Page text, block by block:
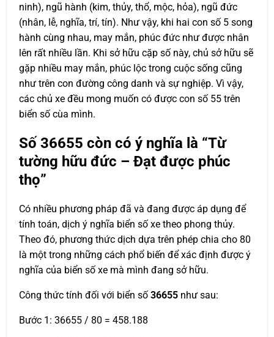
ninh), ngũ hành (kim, thủy, thổ, mộc, hỏa), ngũ đức
(nhân, lễ, nghĩa, trí, tín). Như vậy, khi hai con số 5 song
hành cùng nhau, may mắn, phúc đức như được nhân
lên rất nhiều lần. Khi sở hữu cặp số này, chủ sở hữu sẽ
gặp nhiều may mắn, phúc lộc trong cuộc sống cũng
như trên con đường công danh và sự nghiệp. Vì vậy,
các chủ xe đều mong muốn có được con số 55 trên
biển số cùa mình.
Số 36655 còn có ý nghĩa là “Từ
tường hữu đức – Đạt được phúc
thọ”
Có nhiều phương pháp đã và đang được áp dụng để
tính toán, dịch ý nghĩa biển số xe theo phong thủy.
Theo đó, phương thức dịch dựa trên phép chia cho 80
là một trong những cách phổ biến để xác định được ý
nghĩa của biển số xe mà mình đang sở hữu.
Công thức tính đối với biển số36655 như sau:
Bước 1: 36655 / 80 = 458.188